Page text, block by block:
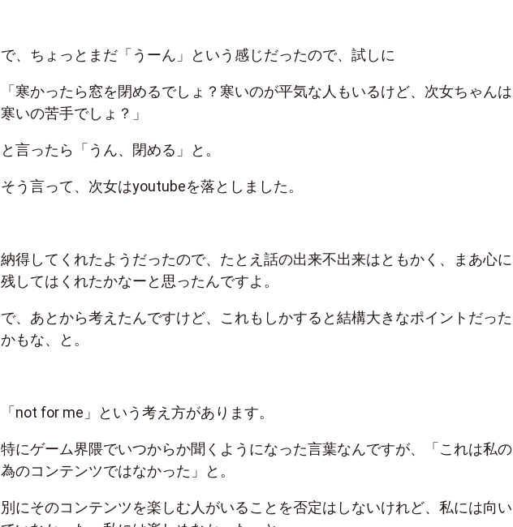
で、ちょっとまだ「うーん」という感じだったので、試しに
「寒かったら窓を閉めるでしょ？寒いのが平気な人もいるけど、次女ちゃんは
寒いの苦手でしょ？」
と言ったら「うん、閉める」と。
そう言って、次女はyoutubeを落としました。
納得してくれたようだったので、たとえ話の出来不出来はともかく、まあ心に
残してはくれたかなーと思ったんですよ。
で、あとから考えたんですけど、これもしかすると結構大きなポイントだった
かもな、と。
「not for me」という考え方があります。
特にゲーム界隈でいつからか聞くようになった言葉なんですが、「これは私の
為のコンテンツではなかった」と。
別にそのコンテンツを楽しむ人がいることを否定はしないけれど、私には向い